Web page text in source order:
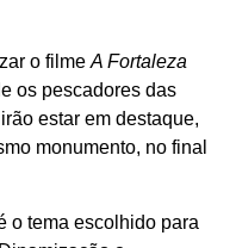
o filmeA Fortaleza
os pescadores das
estar em destaque,
monumento, no final
o tema escolhido para